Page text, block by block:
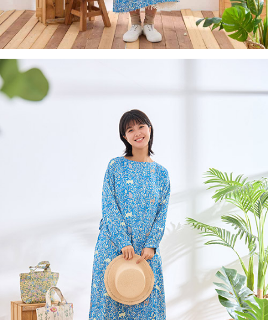
３．未成年的使用者請事先徵得法定代理人或監護人之同意方可使用
「AFTEE先享後付」，若未經同意申辦者引起之損失，本公司不負相關責
任。
４．使用「AFTEE先享後付」時，將依據個別帳號之用戶狀況，依本公司即
時審查核予不同之上限額度；若仍有額度不足之情形，本公司將視審查結果
請求用戶進行身份認證。
５．嚴禁一人註冊多個帳號或使用他人資訊註冊。若發現惡意使用之情形，
恩沛科技股份有限公司將有權停止該用戶之使用額度並採取法律行動。